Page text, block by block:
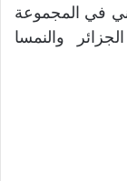
في المجموعة
والنمسا